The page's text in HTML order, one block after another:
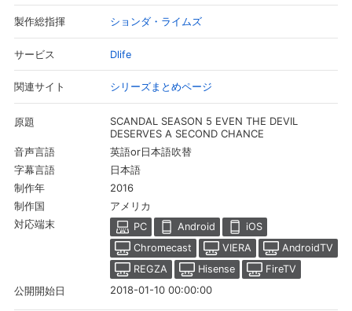
会員設定 会員情報
基本情報、本人連絡先、パスワード 、クレ
ジットカード情報の変更が可能です。
決済方法変更 決済方法の変更が可能です。
製作総指揮 ションダ・ライムズ
サービス Dlife
関連サイト シリーズまとめページ
原題
SCANDAL SEASON 5 EVEN THE DEVIL
DESERVES A SECOND CHANCE
音声言語 英語or日本語吹替
字幕言語 日本語
制作年 2016
制作国 アメリカ
対応端末 PC Android
iOS
Chromecast
VIERA
AndroidTV
REGZA
Hisense
FireTV
公開開始日
2018-01-10 00:00:00